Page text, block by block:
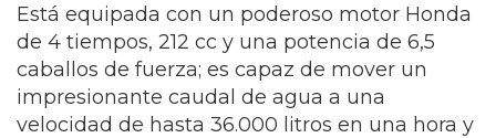
Está equipada con un poderoso motor Honda
de 4 tiempos, 212 cc y una potencia de 6,5
caballos de fuerza; es capaz de mover un
impresionante caudal de agua a una
velocidad de hasta 36.000 litros en una hora y